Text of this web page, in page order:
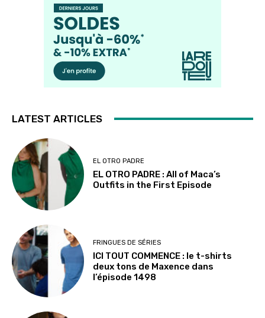
LATEST ARTICLES
EL OTRO PADRE
EL OTRO PADRE : All of Maca’s
Outfits in the First Episode
FRINGUES DE SÉRIES
ICI TOUT COMMENCE : le t-shirts
deux tons de Maxence dans
l’épisode 1498